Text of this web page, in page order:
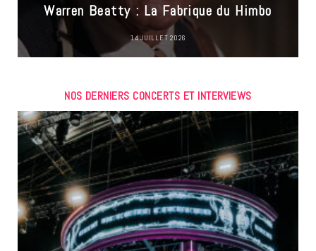
Warren Beatty : La Fabrique du Himbo
14 JUILLET 2026
NOS DERNIERS CONCERTS ET INTERVIEWS